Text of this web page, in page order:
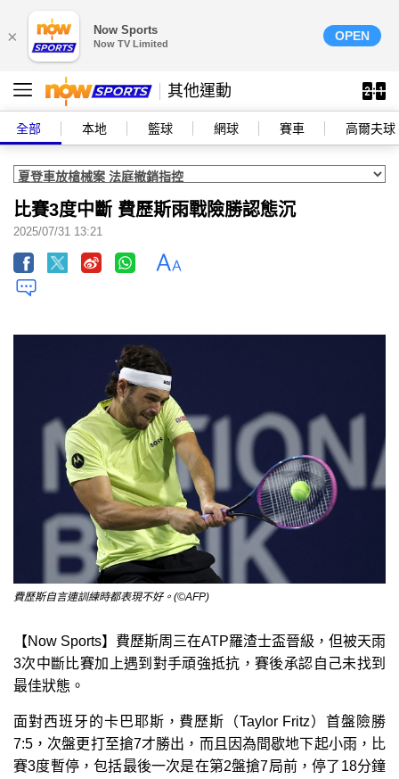
× Now Sports
Now TV Limited
OPEN
其他運動
全部 本地 籃球 網球 賽車 高爾夫球
比賽3度中斷 費歷斯雨戰險勝認態沉
2025/07/31 13:21
費歷斯自言連訓練時都表現不好。(©AFP)
【Now Sports】費歷斯周三在ATP羅渣士盃晉級，但被天雨
3次中斷比賽加上遇到對手頑強抵抗，賽後承認自己未找到
最佳狀態。
面對西班牙的卡巴耶斯，費歷斯（Taylor Fritz）首盤險勝
7:5，次盤更打至搶7才勝出，而且因為間歇地下起小雨，比
賽3度暫停，包括最後一次是在第2盤搶7局前，停了18分鐘